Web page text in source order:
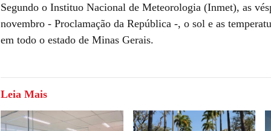
Segundo o Instituo Nacional de Meteorologia (Inmet), as
novembro - Proclamação da República -, o sol e as
em todo o estado de Minas Gerais.
Leia Mais